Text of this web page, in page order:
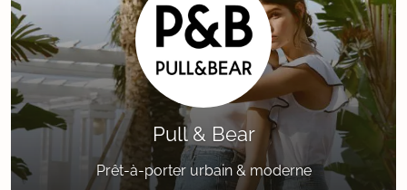
Pull & Bear
Prêt-à-porter urbain & moderne